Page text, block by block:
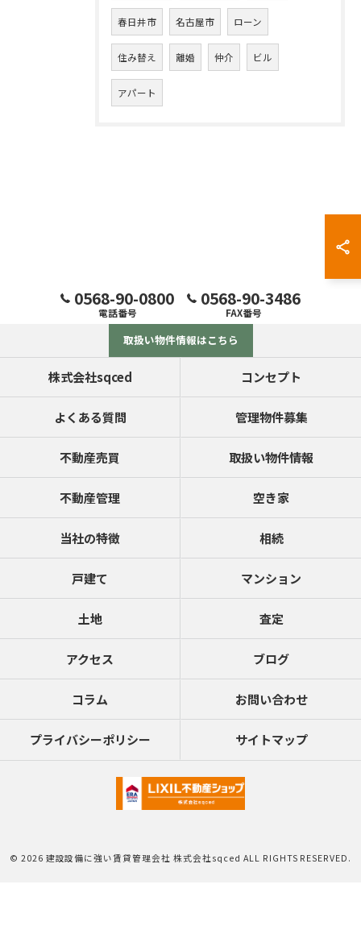
春日井市 名古屋市 ローン
住み替え 離婚 仲介 ビル
アパート
0568-90-0800
電話番号
0568-90-3486
FAX番号
取扱い物件情報はこちら
株式会社sqced コンセプト
よくある質問 管理物件募集
不動産売買 取扱い物件情報
不動産管理 空き家
当社の特徴 相続
戸建て マンション
土地 査定
アクセス ブログ
コラム お問い合わせ
プライバシーポリシー サイトマップ
© 2026 建設設備に強い賃貸管理会社 株式会社sqced ALL RIGHTS RESERVED.